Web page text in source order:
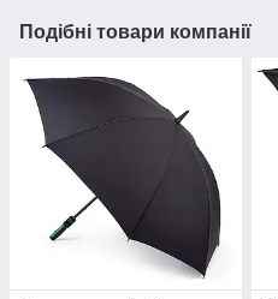
Подібні товари компанії